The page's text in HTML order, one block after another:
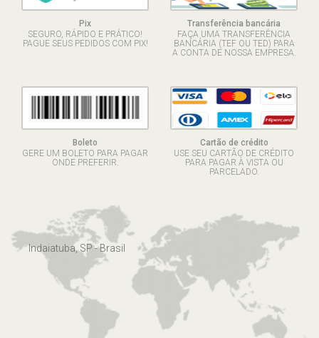
Pix
SEGURO, RÁPIDO E PRÁTICO!
PAGUE SEUS PEDIDOS COM PIX!
Transferência bancária
FAÇA UMA TRANSFERÊNCIA
BANCÁRIA (TEF OU TED) PARA
A CONTA DE NOSSA EMPRESA.
Boleto
GERE UM BOLETO PARA PAGAR
ONDE PREFERIR.
Cartão de crédito
USE SEU CARTÃO DE CRÉDITO
PARA PAGAR À VISTA OU
PARCELADO.
Indaiatuba, SP - Brasil